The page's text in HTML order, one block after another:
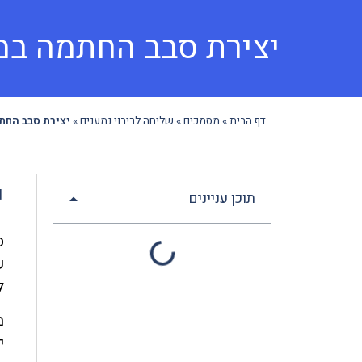
יצירת סבב החתמה
דף הבית» מסמכים» שליחה לריבוי נמענים» יצירת סבב
תוכן עניינים